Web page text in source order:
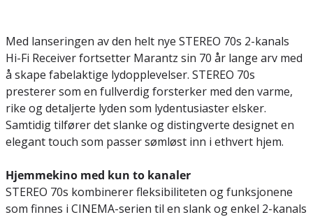
Med lanseringen av den helt nye STEREO 70s 2-kanals
Hi-Fi Receiver fortsetter Marantz sin 70 år lange arv med
å skape fabelaktige lydopplevelser. STEREO 70s
presterer som en fullverdig forsterker med den varme,
rike og detaljerte lyden som lydentusiaster elsker.
Samtidig tilfører det slanke og distingverte designet en
elegant touch som passer sømløst inn i ethvert hjem.
Hjemmekino med kun to kanaler
STEREO 70s kombinerer fleksibiliteten og funksjonene
som finnes i CINEMA-serien til en slank og enkel 2-kanals